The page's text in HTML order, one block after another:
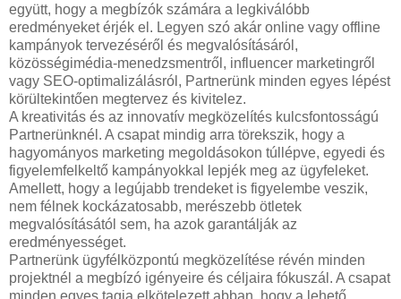
együtt, hogy a megbízók számára a legkiválóbb
eredményeket érjék el. Legyen szó akár online vagy offline
kampányok tervezéséről és megvalósításáról,
közösségimédia-menedzsmentről, influencer marketingről
vagy SEO-optimalizálásról, Partnerünk minden egyes lépést
körültekintően megtervez és kivitelez.
A kreativitás és az innovatív megközelítés kulcsfontosságú
Partnerünknél. A csapat mindig arra törekszik, hogy a
hagyományos marketing megoldásokon túllépve, egyedi és
figyelemfelkeltő kampányokkal lepjék meg az ügyfeleket.
Amellett, hogy a legújabb trendeket is figyelembe veszik,
nem félnek kockázatosabb, merészebb ötletek
megvalósításától sem, ha azok garantálják az
eredményességet.
Partnerünk ügyfélközpontú megközelítése révén minden
projektnél a megbízó igényeire és céljaira fókuszál. A csapat
minden egyes tagja elkötelezett abban, hogy a lehető